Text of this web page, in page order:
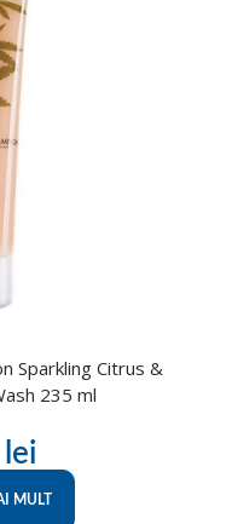
Sparkling Citrus &
235 ml
lei
MULT